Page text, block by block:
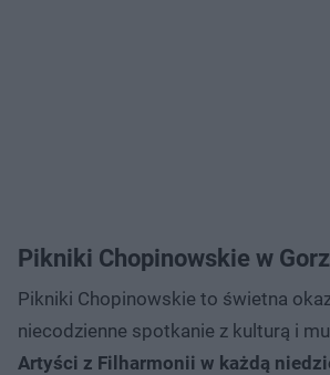
Pikniki Chopinowskie w
Pikniki Chopinowskie to świetna
niecodzienne spotkanie z kulturą i
Artyści z Filharmonii w każdą